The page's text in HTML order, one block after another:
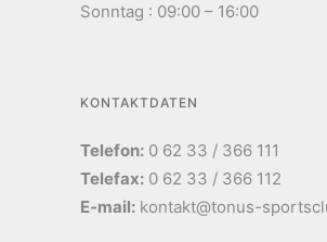
Sonntag : 09:00 – 16:00
KONTAKTDATEN
Telefon: 0 62 33 / 366 111
Telefax: 0 62 33 / 366 112
E-mail: kontakt@tonus-